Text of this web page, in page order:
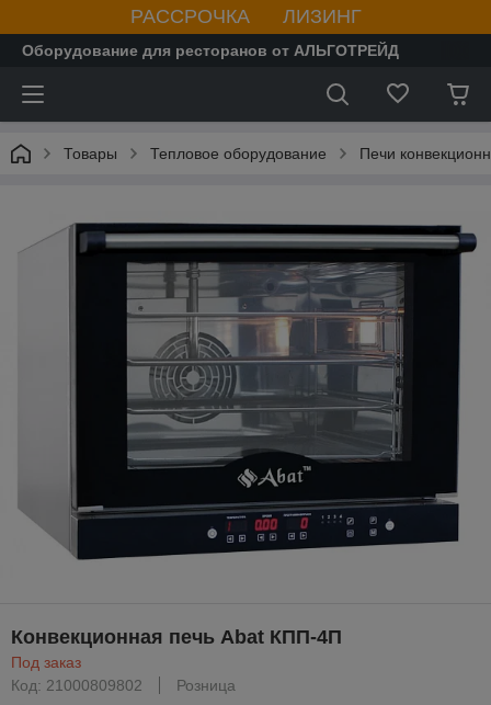
РАССРОЧКА ЛИЗИНГ
Оборудование для ресторанов от АЛЬГОТРЕЙД
Товары Тепловое оборудование Печи
Конвекционная печь Abat КПП-4П
Под заказ
Код: 21000809802
Розница